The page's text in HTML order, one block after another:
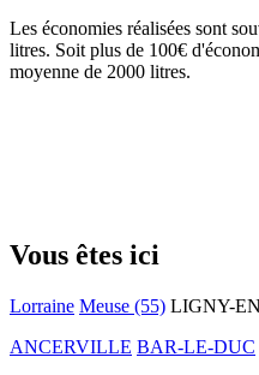
Les économies réalisées sont
litres. Soit plus de 100€
moyenne de 2000 litres.
Vous êtes ici
Lorraine Meuse (55) LIGNY-
ANCERVILLE BAR-LE-DUC